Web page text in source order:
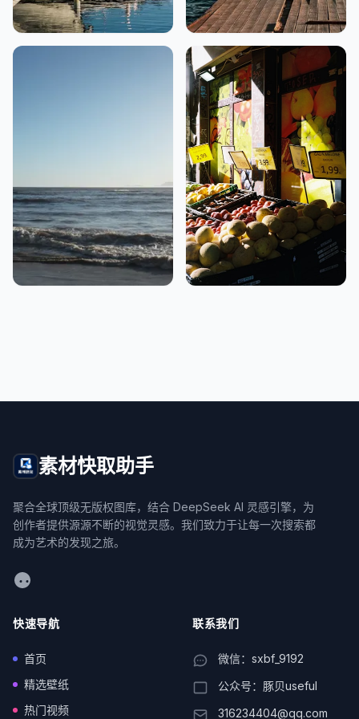
素材快取助手
聚合全球顶级无版权图库，结合 DeepSeek AI 灵感引擎，为
创作者提供源源不断的视觉灵感。我们致力于让每一次搜索都
成为艺术的发现之旅。
WeChat
快速导航
首页
精选壁纸
热门视频
联系我们
微信：sxbf_9192
公众号：豚贝useful
316234404@qq.com